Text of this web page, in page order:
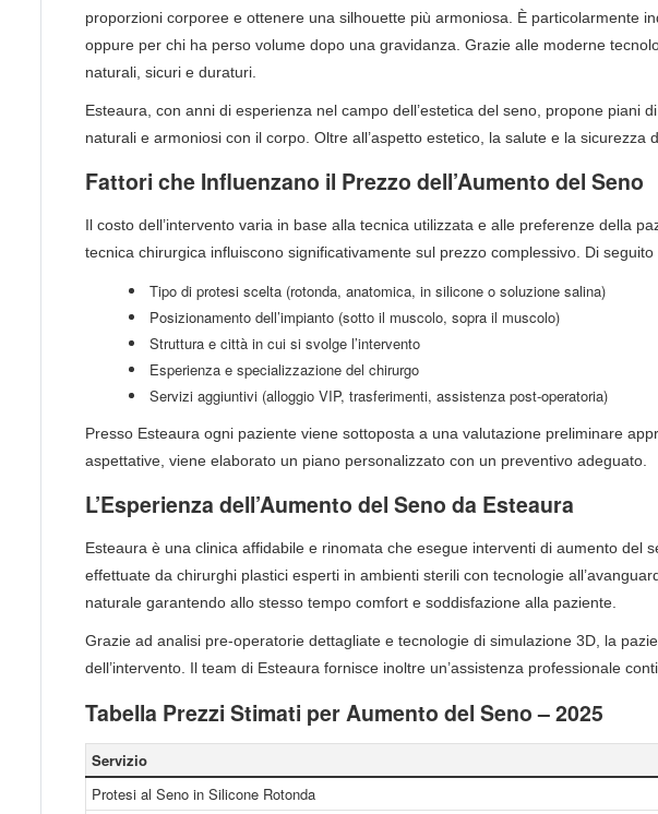
proporzioni corporee e ottenere una silhouette più armoniosa. È particolarmente
oppure per chi ha perso volume dopo una gravidanza. Grazie alle moderne
naturali, sicuri e duraturi.
Esteaura, con anni di esperienza nel campo dell’estetica del seno, propone piani
naturali e armoniosi con il corpo. Oltre all’aspetto estetico, la salute e la sicurezza
Fattori che Influenzano il Prezzo dell’Aumento del Seno
Il costo dell’intervento varia in base alla tecnica utilizzata e alle preferenze della
tecnica chirurgica influiscono significativamente sul prezzo complessivo. Di
Tipo di protesi scelta (rotonda, anatomica, in silicone o soluzione salina)
Posizionamento dell’impianto (sotto il muscolo, sopra il muscolo)
Struttura e città in cui si svolge l’intervento
Esperienza e specializzazione del chirurgo
Servizi aggiuntivi (alloggio VIP, trasferimenti, assistenza post-operatoria)
Presso Esteaura ogni paziente viene sottoposta a una valutazione preliminare
aspettative, viene elaborato un piano personalizzato con un preventivo adeguato.
L’Esperienza dell’Aumento del Seno da Esteaura
Esteaura è una clinica affidabile e rinomata che esegue interventi di aumento del
effettuate da chirurghi plastici esperti in ambienti sterili con tecnologie
naturale garantendo allo stesso tempo comfort e soddisfazione alla paziente.
Grazie ad analisi pre-operatorie dettagliate e tecnologie di simulazione 3D, la
dell’intervento. Il team di Esteaura fornisce inoltre un’assistenza professionale
Tabella Prezzi Stimati per Aumento del Seno – 2025
Servizio
Protesi al Seno in Silicone Rotonda